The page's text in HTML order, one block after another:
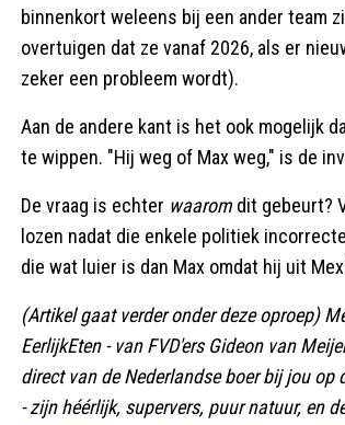
binnenkort weleens bij een ander team
overtuigen dat ze vanaf 2026, als er
zeker een probleem wordt).
Aan de andere kant is het ook mogelijk
te wippen. "Hij weg of Max weg," is de
De vraag is echter waarom dit gebeurt?
lozen nadat die enkele politiek
die wat luier is dan Max omdat hij uit
(Artikel gaat verder onder deze oproep)
EerlijkEten - van FVD'ers Gideon van
direct van de Nederlandse boer bij jou op
- zijn héérlijk, supervers, puur natuur, en